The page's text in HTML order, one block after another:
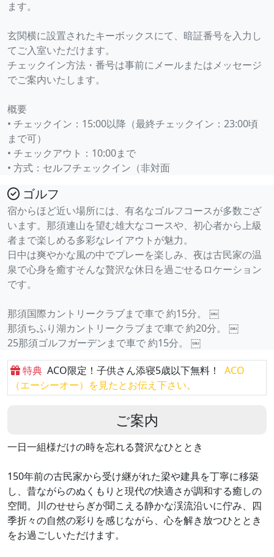
ます。
玄関横に設置されたキーボックスにて、暗証番号を入力し
てご入室いただけます。
チェックイン方法・番号は事前にメールまたはメッセージ
でご案内いたします。
概要
• チェックイン：15:00以降（最終チェックイン：23:00頃
まで可）
• チェックアウト：10:00まで
• 方式：セルフチェックイン（非対面
ゴルフ
宿からほど近い場所には、有名なゴルフコースが多数ござ
います。那須連山を望む雄大なコースや、初心者から上級
者まで楽しめる多彩なレイアウトが魅力。
日中は爽やかな風の中でプレーを楽しみ、夜は古民家の温
泉で心身を癒すそんな贅沢な休日を過ごせるロケーション
です。
那須国際カントリークラブまで車で 約15分。 ￼
那須ちふり湖カントリークラブまで車で 約20分。 ￼
25那須ゴルフガーデンまで車で 約15分。 ￼
特典 ACO限定！子供さん添寝5歳以下無料！
ACO
（エーシーオー）を見たとお伝え下さい。
ご案内
一日一組様だけの時を忘れる贅沢なひととき
150年前の古民家から受け継がれた梁や建具を丁寧に移築
し、昔ながらのぬくもりと現代の快適さが調和する癒しの
空間。川のせせらぎが聞こえる静かな渓流沿いに佇み、四
季折々の自然の彩りを感じながら、心を解き放つひととき
をお過ごしいただけます。